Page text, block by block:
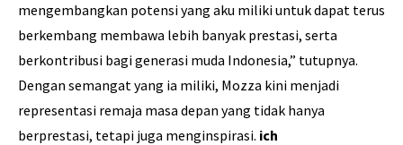
mengembangkan potensi yang aku miliki untuk dapat terus
berkembang membawa lebih banyak prestasi, serta
berkontribusi bagi generasi muda Indonesia,” tutupnya.
Dengan semangat yang ia miliki, Mozza kini menjadi
representasi remaja masa depan yang tidak hanya
berprestasi, tetapi juga menginspirasi. ich